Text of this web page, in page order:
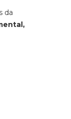
da